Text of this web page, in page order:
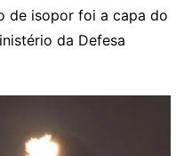
de isopor foi a capa do
da Defesa